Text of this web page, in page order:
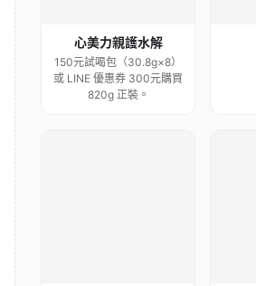
心美力親護水解
150元試喝包（30.8g×8）
或 LINE 優惠券 300元購買
820g 正裝。